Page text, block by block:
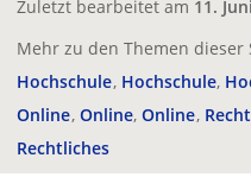
Zuletzt bearbeitet am 11.
Mehr zu den Themen dieser
Hochschule Hochschule
Online Online Online
Rechtliches